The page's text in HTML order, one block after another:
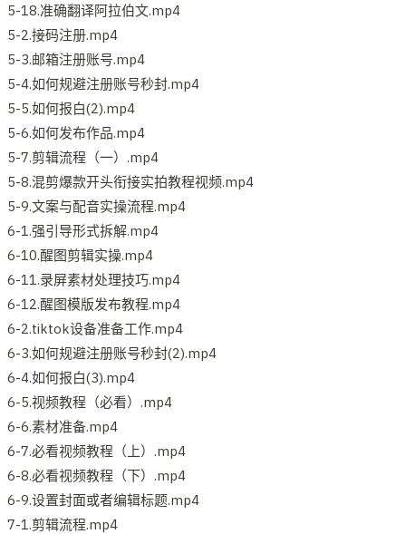
5-18.准确翻译阿拉伯文.mp4
5-2.接码注册.mp4
5-3.邮箱注册账号.mp4
5-4.如何规避注册账号秒封.mp4
5-5.如何报白(2).mp4
5-6.如何发布作品.mp4
5-7.剪辑流程（一）.mp4
5-8.混剪爆款开头衔接实拍教程视频.mp4
5-9.文案与配音实操流程.mp4
6-1.强引导形式拆解.mp4
6-10.醒图剪辑实操.mp4
6-11.录屏素材处理技巧.mp4
6-12.醒图模版发布教程.mp4
6-2.tiktok设备准备工作.mp4
6-3.如何规避注册账号秒封(2).mp4
6-4.如何报白(3).mp4
6-5.视频教程（必看）.mp4
6-6.素材准备.mp4
6-7.必看视频教程（上）.mp4
6-8.必看视频教程（下）.mp4
6-9.设置封面或者编辑标题.mp4
7-1.剪辑流程.mp4